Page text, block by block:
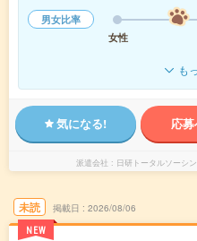
男女比率
女性
も
気になる! 応
派遣会社 日研トータルソーシ
未読
NEW
掲載日 2026/08/06